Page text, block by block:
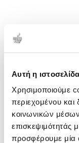
Αυτή η
Χρησιμοποιούμε
περιεχομένου και
κοινωνικών
επισκεψιμότητάς
προσφέρουμε μία